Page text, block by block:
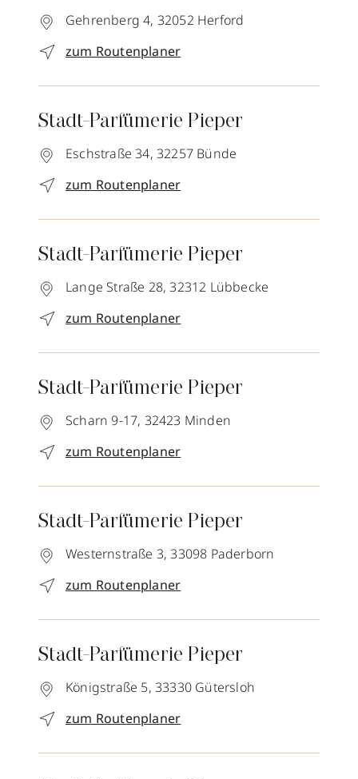
Gehrenberg 4, 32052 Herford
zum Routenplaner
Stadt-Parfümerie Pieper
Eschstraße 34, 32257 Bünde
zum Routenplaner
Stadt-Parfümerie Pieper
Lange Straße 28, 32312 Lübbecke
zum Routenplaner
Stadt-Parfümerie Pieper
Scharn 9-17, 32423 Minden
zum Routenplaner
Stadt-Parfümerie Pieper
Westernstraße 3, 33098 Paderborn
zum Routenplaner
Stadt-Parfümerie Pieper
Königstraße 5, 33330 Gütersloh
zum Routenplaner